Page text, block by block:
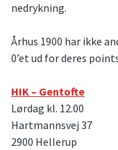
nedrykning.
Århus 1900 har ikke
0’et ud for deres
HIK – Gentofte
Lørdag kl. 12.00
Hartmannsvej 37
2900 Hellerup